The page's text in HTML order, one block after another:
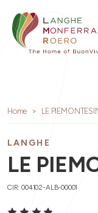
Home LE
LANGHE
LE
CIR: 004102-ALB-00001